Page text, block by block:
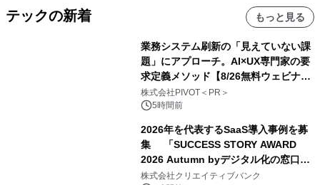
テックの新着 もっと見る
業務システム刷新の「見えていない課
題」にアプローチ。AI×UX専門家の要
求定義メソッド【8/26無料ウェビナ
ー】株式会社PIVOT
株式会社PIVOT＜PR＞
5時間前
2026年を代表するSaaS導入事例を募
集 「SUCCESS STORY AWARD
2026 Autumn byデジタル化の窓口」
開催
株式会社クリエイティブバンク